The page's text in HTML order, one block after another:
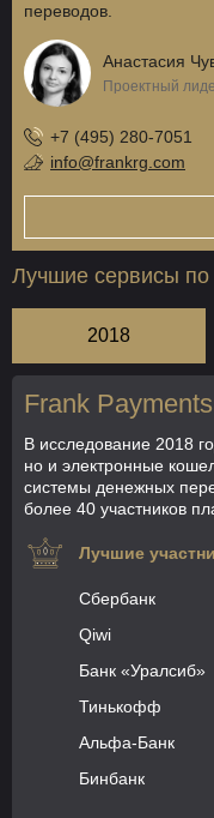
переводов.
Анастасия
Проектный
+7 (495) 280-7051
info@frankrg.com
Лучшие сервисы
2018
Frank
В исследование 2018
но и электронные
системы денежных
более 40 участников
Лучшие
Сбербанк
Qiwi
Банк «Уралсиб»
Тинькофф
Альфа-Банк
Бинбанк